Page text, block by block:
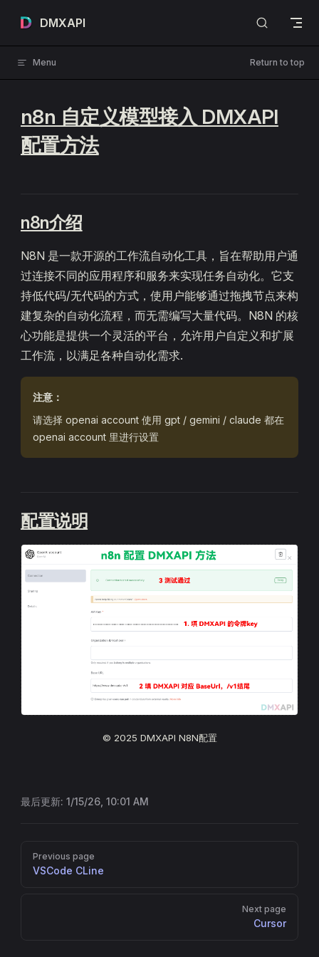
Skip to content
DMXAPI
Menu Return to top
n8n 自定义模型接入 DMXAPI
配置方法
n8n介绍
N8N 是一款开源的工作流自动化工具，旨在帮助用户通
过连接不同的应用程序和服务来实现任务自动化。它支
持低代码/无代码的方式，使用户能够通过拖拽节点来构
建复杂的自动化流程，而无需编写大量代码。N8N 的核
心功能是提供一个灵活的平台，允许用户自定义和扩展
工作流，以满足各种自动化需求.
注意：
请选择 openai account 使用 gpt / gemini / claude 都在
openai account 里进行设置
配置说明
© 2025 DMXAPI N8N配置
最后更新: 1/15/26, 10:01 AM
Pager
Previous page
VSCode CLine
Next page
Cursor